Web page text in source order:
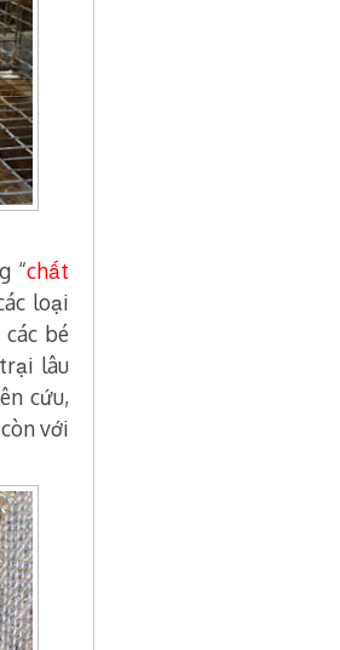
“chất
loại
bé
lâu
cứu,
với